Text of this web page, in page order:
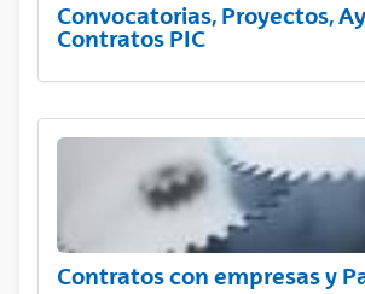
Convocatorias, Proyectos,
Contratos PIC
Contratos con empresas y